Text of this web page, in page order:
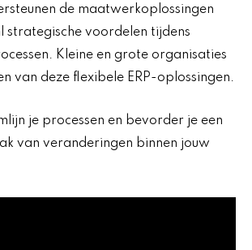
de maatwerkoplossingen
strategische voordelen tijdens
Kleine en grote organisaties
van deze flexibele ERP-oplossingen.
je processen en bevorder je een
van veranderingen binnen jouw